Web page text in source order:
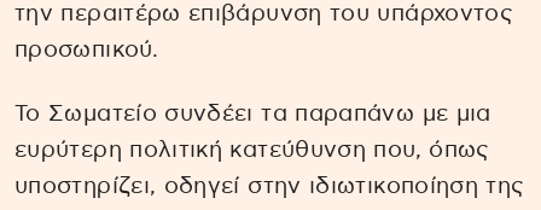
την περαιτέρω επιβάρυνση του υπάρχοντος
προσωπικού.
Το Σωματείο συνδέει τα παραπάνω με μια
ευρύτερη πολιτική κατεύθυνση που, όπως
υποστηρίζει, οδηγεί στην ιδιωτικοποίηση της